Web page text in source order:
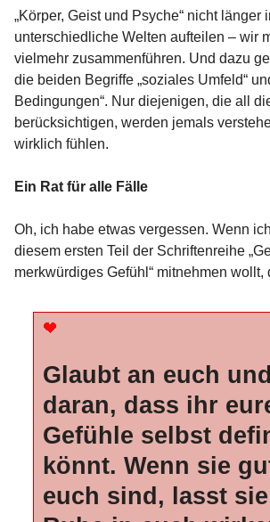
„Körper, Geist und Psyche“ nicht länger
unterschiedliche Welten aufteilen – wir
vielmehr zusammenführen. Und dazu
die beiden Begriffe „soziales Umfeld“
Bedingungen“. Nur diejenigen, die all
berücksichtigen, werden jemals
wirklich fühlen.
Ein Rat für alle Fälle
Oh, ich habe etwas vergessen. Wenn
diesem ersten Teil der Schriftenreihe
merkwürdiges Gefühl“ mitnehmen wollt,
Glaubt an euch und
daran, dass ihr
Gefühle selbst
könnt. Wenn sie
euch sind, lasst